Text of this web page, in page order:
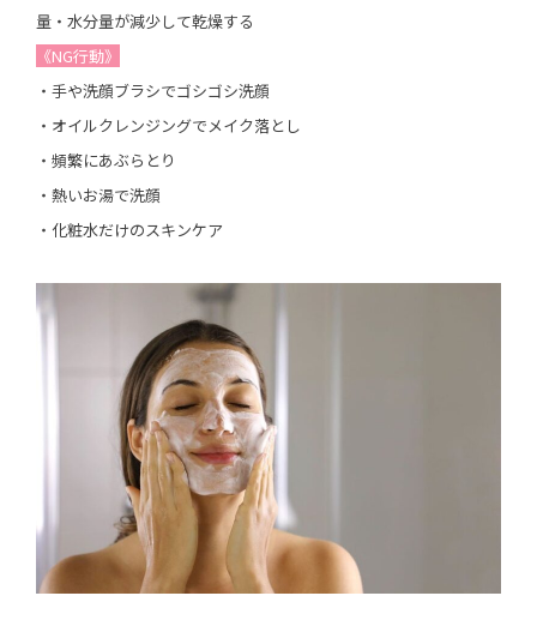
量・水分量が減少して乾燥する
《NG行動》
・手や洗顔ブラシでゴシゴシ洗顔
・オイルクレンジングでメイク落とし
・頻繁にあぶらとり
・熱いお湯で洗顔
・化粧水だけのスキンケア